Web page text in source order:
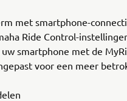
met smartphone-
Ride Control-
smartphone met de
voor een meer